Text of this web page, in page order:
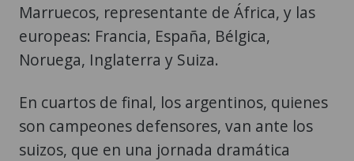
Marruecos, representante de África, y las
europeas: Francia, España, Bélgica,
Noruega, Inglaterra y Suiza.
En cuartos de final, los argentinos, quienes
son campeones defensores, van ante los
suizos, que en una jornada dramática